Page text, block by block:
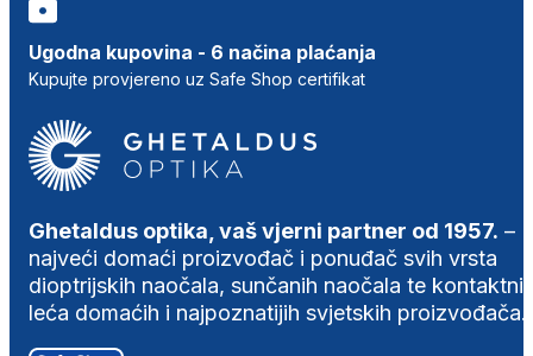
Ugodna kupovina - 6 načina plaćanja
Kupujte provjereno uz Safe Shop certifikat
Ghetaldus optika, vaš vjerni partner od 1957. –
najveći domaći proizvođač i ponuđač svih vrsta
dioptrijskih naočala, sunčanih naočala te
leća domaćih i najpoznatijih svjetskih proizvođača.